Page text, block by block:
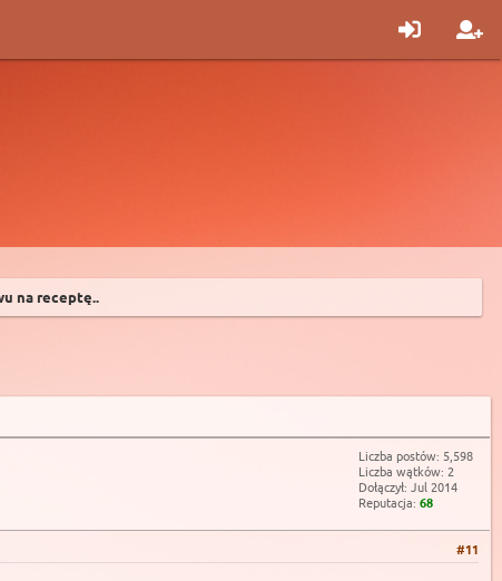
na receptę..
Liczba postów: 5,598
Liczba wątków: 2
Dołączył: Jul 2014
Reputacja: 68
#11